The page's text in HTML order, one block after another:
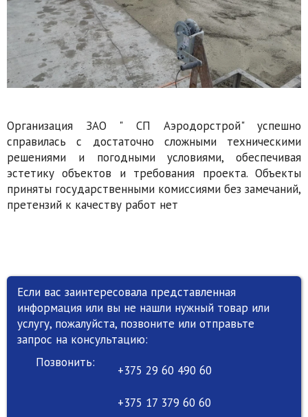
Организация ЗАО " СП Аэродорстрой" успешно
справилась с достаточно сложными техническими
решениями и погодными условиями, обеспечивая
эстетику объектов и требования проекта. Объекты
приняты государственными комиссиями без замечаний,
претензий к качеству работ нет
Если вас заинтересовала представленная
информация или вы не нашли нужный товар или
услугу, пожалуйста, позвоните или отправьте
запрос на консультацию:
Позвонить:
+375 29 60 490 60
+375 17 379 60 60